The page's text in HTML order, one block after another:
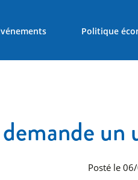
Politique
Posté le